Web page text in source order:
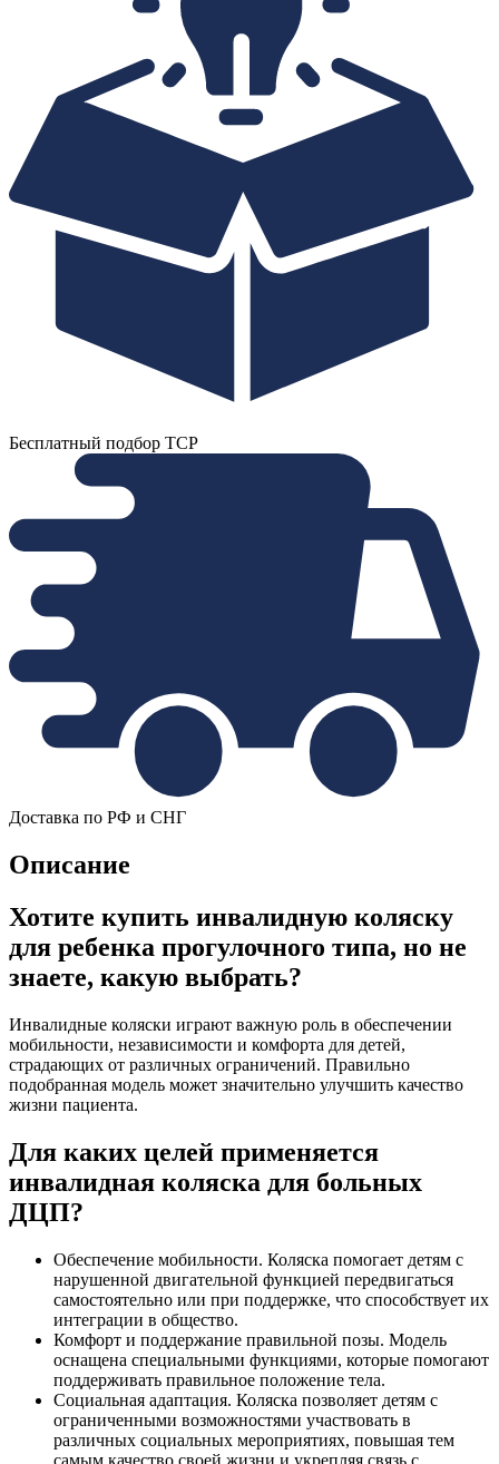
Бесплатный подбор ТСР
Доставка по РФ и СНГ
Описание
Хотите купить инвалидную коляску
для ребенка прогулочного типа, но не
знаете, какую выбрать?
Инвалидные коляски играют важную роль в обеспечении
мобильности, независимости и комфорта для детей,
страдающих от различных ограничений. Правильно
подобранная модель может значительно улучшить качество
жизни пациента.
Для каких целей применяется
инвалидная коляска для больных
ДЦП?
Обеспечение мобильности. Коляска помогает детям с
нарушенной двигательной функцией передвигаться
самостоятельно или при поддержке, что способствует их
интеграции в общество.
Комфорт и поддержание правильной позы. Модель
оснащена специальными функциями, которые помогают
поддерживать правильное положение тела.
Социальная адаптация. Коляска позволяет детям с
ограниченными возможностями участвовать в
различных социальных мероприятиях, повышая тем
самым качество своей жизни и укрепляя связь с